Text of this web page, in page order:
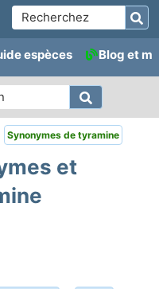
espèces Blog et
Synonymes de tyramine
et